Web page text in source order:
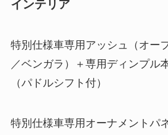
インテリア
特別仕様車専用アッシュ（オー
／ベンガラ）＋専用ディンプル
（パドルシフト付）
特別仕様車専用オーナメントパ